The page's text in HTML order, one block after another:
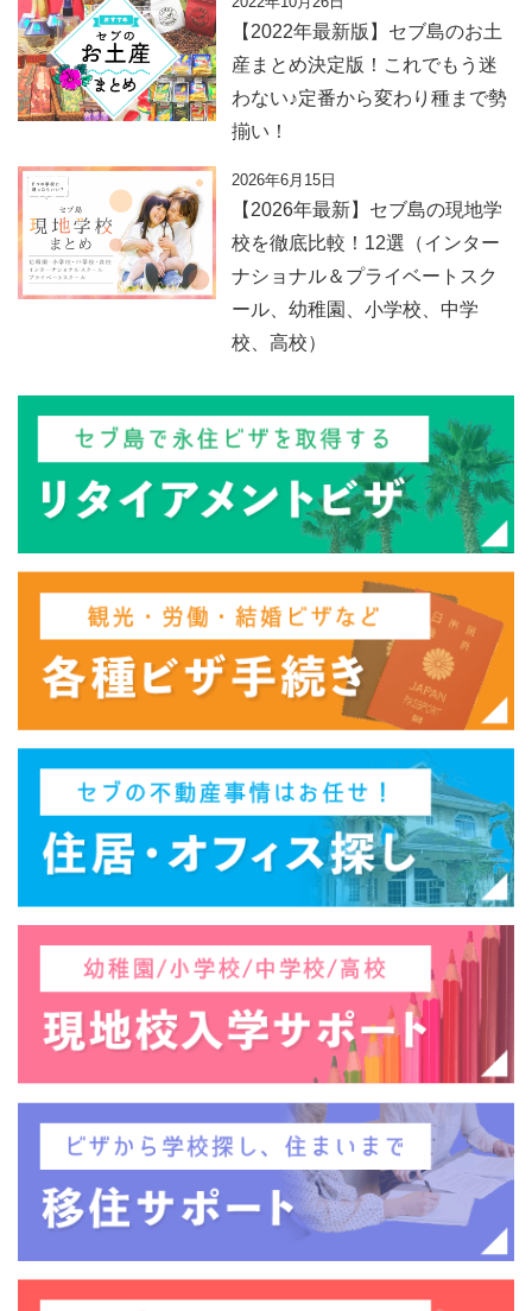
【2022年最新版】セブ島のお土
産まとめ決定版！これでもう迷
わない♪定番から変わり種まで勢
揃い！
2026年6月15日
【2026年最新】セブ島の現地学
校を徹底比較！12選（インター
ナショナル＆プライベートスク
ール、幼稚園、小学校、中学
校、高校）